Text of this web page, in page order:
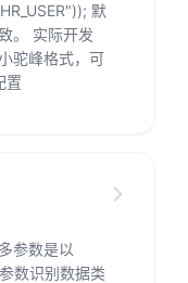
默
。 实际开发
驼峰格式，可
置
参数是以
数识别数据类